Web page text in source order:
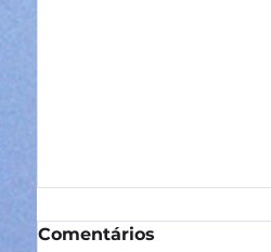
Comentários